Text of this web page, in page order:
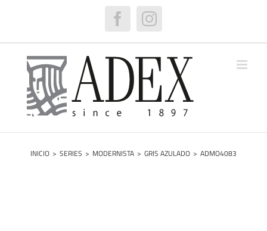
FacebookInstagram
INICIO > SERIES > MODERNISTA > GRIS AZULADO > ADMO4083